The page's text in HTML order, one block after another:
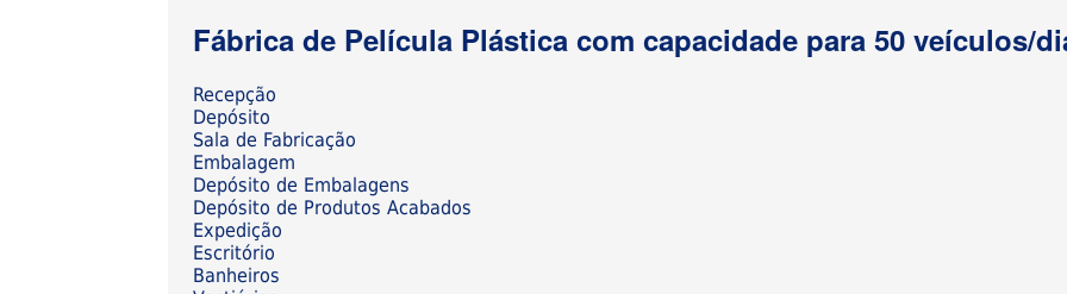
Fábrica de Película Plástica com capacidade para 50 veículos/
Recepção
Depósito
Sala de Fabricação
Embalagem
Depósito de Embalagens
Depósito de Produtos Acabados
Expedição
Escritório
Banheiros